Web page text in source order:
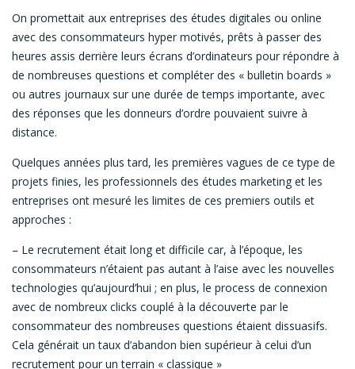
On promettait aux entreprises des études digitales ou online
avec des consommateurs hyper motivés, prêts à passer des
heures assis derrière leurs écrans d’ordinateurs pour répondre à
de nombreuses questions et compléter des « bulletin boards »
ou autres journaux sur une durée de temps importante, avec
des réponses que les donneurs d’ordre pouvaient suivre à
distance.
Quelques années plus tard, les premières vagues de ce type de
projets finies, les professionnels des études marketing et les
entreprises ont mesuré les limites de ces premiers outils et
approches :
– Le recrutement était long et difficile car, à l’époque, les
consommateurs n’étaient pas autant à l’aise avec les nouvelles
technologies qu’aujourd’hui ; en plus, le process de connexion
avec de nombreux clicks couplé à la découverte par le
consommateur des nombreuses questions étaient dissuasifs.
Cela générait un taux d’abandon bien supérieur à celui d’un
recrutement pour un terrain « classique »